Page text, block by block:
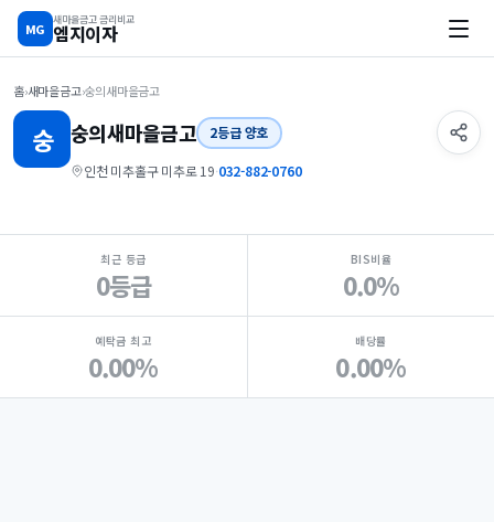
MG
새마을금고 금리비교
엠지이자
홈›새마을금고›숭의새마을금고
숭 숭의새마을금고 2등급 양호
인천 미추홀구 미추로 19·032-882-0760
지점 핵심 지표 요약
최근 등급
0등급
BIS비율
0.0%
예탁금 최고
0.00%
배당률
0.00%